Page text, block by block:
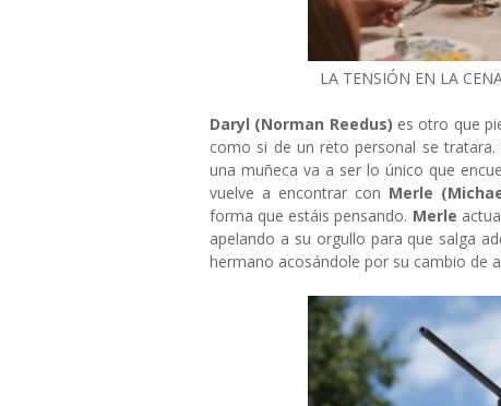
LA TENSIÓN EN LA
Daryl (Norman Reedus) es otro que
como si de un reto personal se
una muñeca va a ser lo único que
vuelve a encontrar con Merle
forma que estáis pensando. Merle
apelando a su orgullo para que salga
hermano acosándole por su cambio de